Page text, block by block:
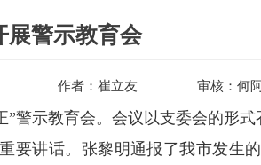
警示教育会
作者： 崔立友 审核： 何
警示教育会。会议以支委会的形式
要讲话。张黎明通报了我市发生